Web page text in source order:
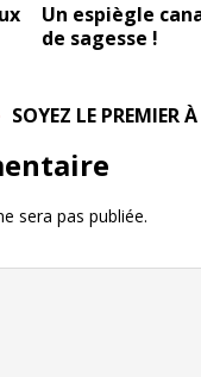
Un espiègle
de sagesse !
SOYEZ LE PREMIER
sera pas publiée.